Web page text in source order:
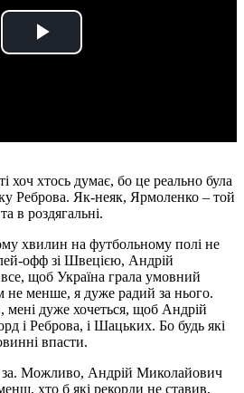
Play
хоч хтось думає, бо це реально була
Реброва. Як-неяк, Ярмоленко – той
в роздягальні.
хвилин на футбольному полі не
офф зі Швецією, Андрій
щоб Україна грала умовний
менше, я дуже радий за нього.
дуже хочеться, щоб Андрій
і Реброва, і Шацьких. Бо будь які
впасти.
за. Можливо, Андрій Миколайович
хто б які рекорди не ставив,